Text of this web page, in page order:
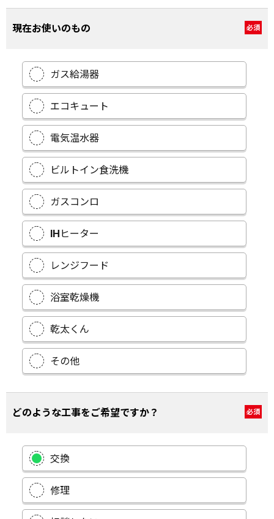
現在お使いのもの 必須
ガス給湯器
エコキュート
電気温水器
ビルトイン食洗機
ガスコンロ
IHヒーター
レンジフード
浴室乾燥機
乾太くん
その他
どのような工事をご希望ですか？ 必須
交換
修理